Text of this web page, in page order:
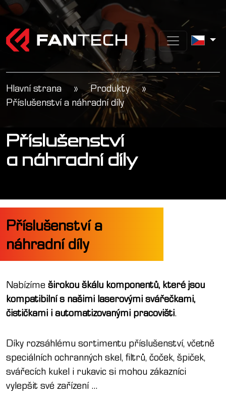
Hlavní strana » Produkty
»
Příslušenství a náhradní díly
Příslušenství
a náhradní díly
Příslušenství a
náhradní díly
Nabízíme širokou škálu komponentů, které jsou
kompatibilní s našimi laserovými svářečkami,
čističkami i automatizovanými pracovišti.
Díky rozsáhlému sortimentu příslušenství, včetně
speciálních ochranných skel, filtrů, čoček, špiček,
svářecích kukel i rukavic si mohou zákazníci
vylepšit své zařízení ...